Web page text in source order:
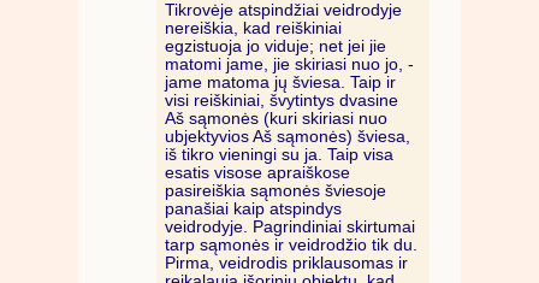
Tikrovėje atspindžiai veidrodyje
nereiškia, kad reiškiniai
egzistuoja jo viduje; net jei jie
matomi jame, jie skiriasi nuo jo, -
jame matoma jų šviesa. Taip ir
visi reiškiniai, švytintys dvasine
Aš sąmonės (kuri skiriasi nuo
ubjektyvios Aš sąmonės) šviesa,
iš tikro vieningi su ja. Taip visa
esatis visose apraiškose
pasireiškia sąmonės šviesoje
panašiai kaip atspindys
veidrodyje. Pagrindiniai skirtumai
tarp sąmonės ir veidrodžio tik du.
Pirma, veidrodis priklausomas ir